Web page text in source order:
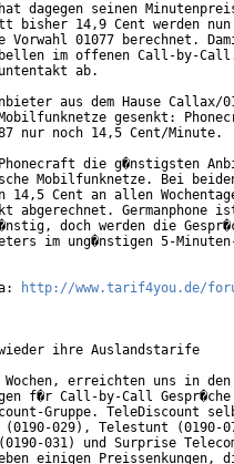
dagegen seinen
bisher 14,9 Cent werden nun
01077 berechnet.
im offenen Call-by-
ab.
aus dem Hause Callax/
gesenkt:
nur noch 14,5 Cent/Minute.
Phonecraft die g�nstigsten
Mobilfunknetze. Bei
Cent an allen
abgerechnet. Germanphone
doch werden die
im ung�nstigen 5-
http://www.tarif4you.de/
ihre Auslandstarife
Wochen, erreichten uns in
f�r Call-by-Call
Gruppe. TeleDiscount
029), Telestunt (0190-
031) und Surprise
einigen Preissenkungen,